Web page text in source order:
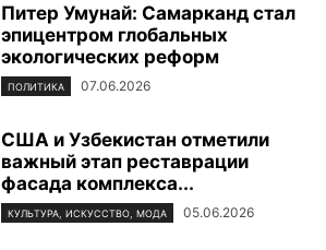
Питер Умунай: Самарканд стал
эпицентром глобальных
экологических реформ
ПОЛИТИКА 07.06.2026
США и Узбекистан отметили
важный этап реставрации
фасада комплекса...
КУЛЬТУРА, ИСКУССТВО, МОДА 05.06.2026